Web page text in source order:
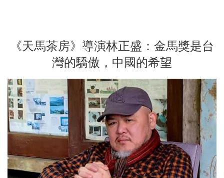
《天馬茶房》導演林正盛：金馬獎是台
灣的驕傲，中國的希望